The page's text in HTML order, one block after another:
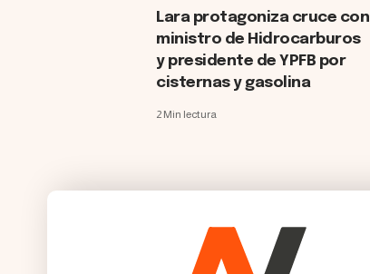
Lara protagoniza cruce con
ministro de Hidrocarburos
y presidente de YPFB por
cisternas y gasolina
2 Min lectura